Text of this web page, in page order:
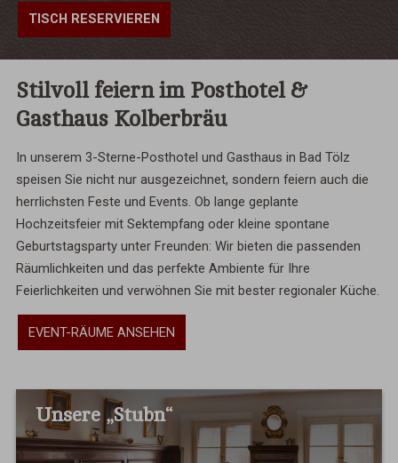
TISCH RESERVIEREN
Stilvoll feiern im Posthotel &
Gasthaus Kolberbräu
In unserem 3-Sterne-Posthotel und Gasthaus in Bad Tölz
speisen Sie nicht nur ausgezeichnet, sondern feiern auch die
herrlichsten Feste und Events. Ob lange geplante
Hochzeitsfeier mit Sektempfang oder kleine spontane
Geburtstagsparty unter Freunden: Wir bieten die passenden
Räumlichkeiten und das perfekte Ambiente für Ihre
Feierlichkeiten und verwöhnen Sie mit bester regionaler Küche.
EVENT-RÄUME ANSEHEN
Unsere „Stubn“